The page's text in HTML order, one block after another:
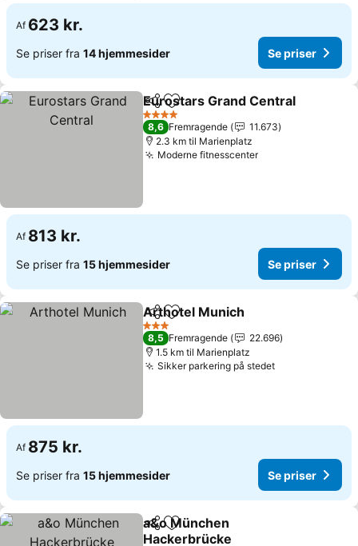
Af 623 kr.
Se priser fra 14 hjemmesider Se priser
Del Føj til favoritter
Eurostars Grand Central
4 Stjerner
8,6 Fremragende
11.673
2.3 km til Marienplatz
Moderne fitnesscenter
Af 813 kr.
Se priser fra 15 hjemmesider Se priser
Del Føj til favoritter
Arthotel Munich
3 Stjerner
8,5 Fremragende
22.696
1.5 km til Marienplatz
Sikker parkering på stedet
Af 875 kr.
Se priser fra 15 hjemmesider Se priser
Del Føj til favoritter
a&o München
Hackerbrücke